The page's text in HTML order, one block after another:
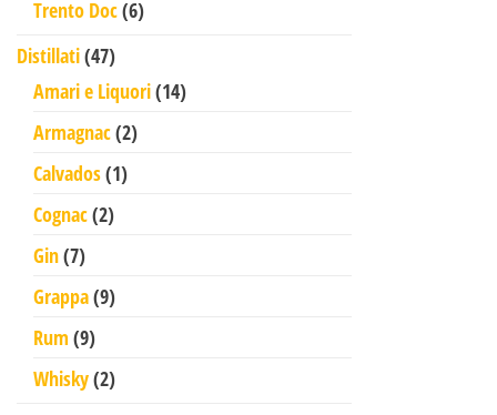
Trento Doc 66 prodotti
Distillati 4747 prodotti
Amari e Liquori 1414 prodotti
Armagnac 22 prodotti
Calvados 11 prodotto
Cognac 22 prodotti
Gin 77 prodotti
Grappa 99 prodotti
Rum 99 prodotti
Whisky 22 prodotti